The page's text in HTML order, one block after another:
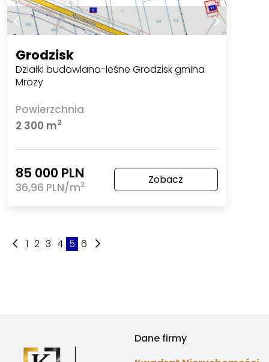
Grodzisk
Działki budowlano-leśne Grodzisk gmina
Mrozy
Powierzchnia
2 300 m2
85 000 PLN
36,96 PLN/m2 Zobacz
1 2 3 4 5 6
Dane firmy